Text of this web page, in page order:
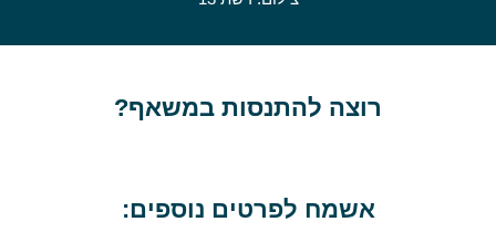
רוצה להתנסות במשאף?
אשמח לפרטים נוספים: